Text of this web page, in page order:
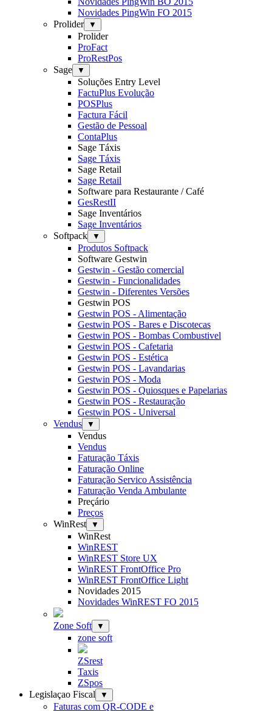
Novidades PingWin FO 2015
Prolider
▼
Prolider
ProFact
ProRestPos
Sage
▼
Soluções Entry Level
FactuPlus Evolução
POSPlus
Factura Fácil
Gestão de Pessoal
ContaPlus
Sage Táxis
Sage Táxis
Sage Retail
Sage Retail
Software para Restaurante / Café
GesRestII
Sage Inventários
Sage Inventários
Softpack
▼
Produtos Softpack
Software Gestwin
Gestwin - Gestão comercial
Gestwin - Funcionalidades
Gestwin - Diferentes Versões
Gestwin POS
Gestwin POS - Alimentação
Gestwin POS - Bares e Discotecas
Gestwin POS - Bombas Combustivel
Gestwin POS - Cafetaria
Gestwin POS - Estética
Gestwin POS - Lavandarias
Gestwin POS - Moda
Gestwin POS - Quiosques e Papelarias
Gestwin POS - Restauração
Gestwin POS - Universal
Vendus
▼
Vendus
Vendus
Faturação Táxis
Faturação Online
Faturação Servico Assistência
Faturação Venda Ambulante
Preçário
Preços
WinRest
▼
WinRest
WinREST
WinREST Store UX
WinREST FrontOffice Pro
WinREST FrontOffice Light
Novidades 2015
Novidades WinREST FO 2015
Zone Soft ▼
zone soft
ZSrest
Taxis
ZSpos
Legislaçao Fiscal
▼
Faturas com QR-CODE e